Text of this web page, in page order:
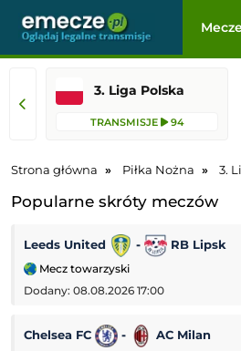
3. Liga Polska
TRANSMISJE 94
Strona główna Piłka Nożna 3.
Popularne skróty meczów
Leeds United - RB Lipsk
Mecz towarzyski
Dodany: 08.08.2026 17:00
Chelsea FC - AC Milan